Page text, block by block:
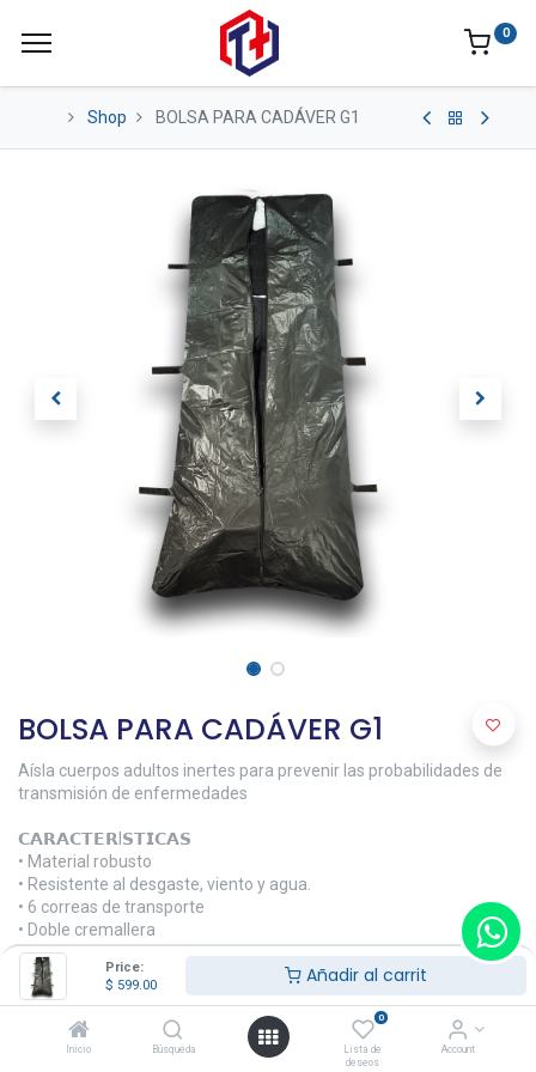
Price:
$ 599.00 Añadir al carrit
Inicio Búsqueda
0
Lista de
deseos
Account
0
Shop BOLSA PARA CADÁVER G1
BOLSA PARA CADÁVER G1
Aísla cuerpos adultos inertes para prevenir las probabilidades de
transmisión de enfermedades
𝗖𝗔𝗥𝗔𝗖𝗧𝗘𝗥I𝗦𝗧𝗜𝗖𝗔𝗦
• Material robusto
• Resistente al desgaste, viento y agua.
• 6 correas de transporte
• Doble cremallera
• Capacidad de carga de 150 kg
• Dimensiones: 250 x 86.5 cm
𝗠𝗔𝗧𝗘𝗥𝗜𝗔𝗟𝗘𝗦
• PVC impermeable, ecológico